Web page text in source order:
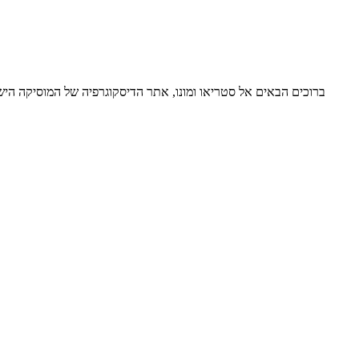
ברוכים הבאים אל סטריאו ומונו, אתר הדיסקוגרפיה של